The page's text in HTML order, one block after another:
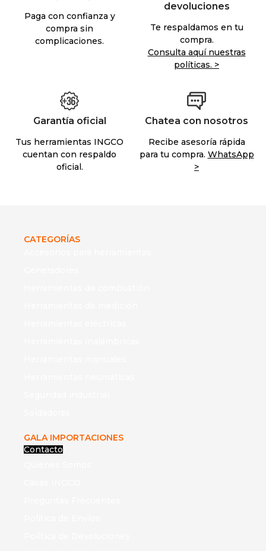
Paga con confianza y
compra sin
complicaciones.
devoluciones
Te respaldamos en tu
compra.
Consulta aquí nuestras
políticas. >
Garantía oficial
Tus herramientas INGCO
cuentan con respaldo
oficial.
Chatea con nosotros
Recibe asesoría rápida
para tu compra. WhatsApp
>
CATEGORÍAS
GALA IMPORTACIONES
Contacto